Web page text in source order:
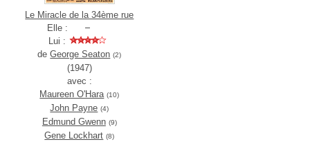
Le Miracle de la 34ème rue
Elle :
Lui :
deGeorge Seaton (2)
(1947)
avec :
Maureen O'Hara (10)
John Payne (4)
Edmund Gwenn (9)
Gene Lockhart (8)